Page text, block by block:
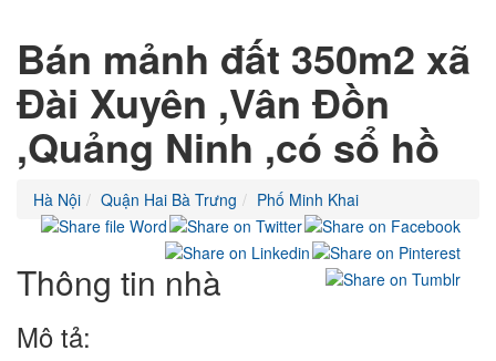
Bán mảnh đất 350m2 xã
Đài Xuyên ,Vân Đồn
,Quảng Ninh ,có sổ hồ
Hà Nội Quận Hai Bà Trưng Phố Minh Khai
Thông tin nhà
Mô tả: